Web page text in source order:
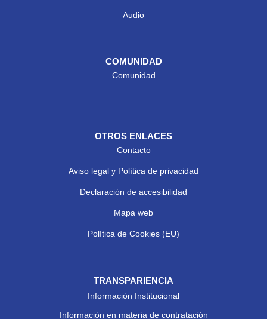
Audio
COMUNIDAD
Comunidad
OTROS ENLACES
Contacto
Aviso legal y Política de privacidad
Declaración de accesibilidad
Mapa web
Política de Cookies (EU)
TRANSPARIENCIA
Información Institucional
Información en materia de contratación